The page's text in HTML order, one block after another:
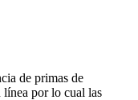
de primas de
línea por lo cual las